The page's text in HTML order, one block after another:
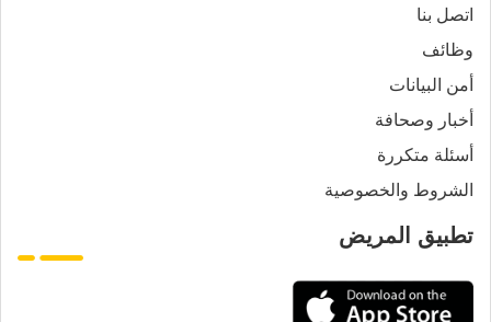
اتصل بنا
وظائف
أمن البيانات
أخبار وصحافة
أسئلة متكررة
الشروط والخصوصية
تطبيق المريض